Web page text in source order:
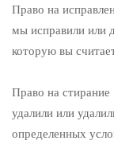
Право на
мы исправили или
которую вы
Право на
удалили или
определенных